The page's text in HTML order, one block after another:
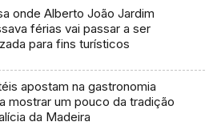
onde Alberto João Jardim
férias vai passar a ser
para fins turísticos
apostam na gastronomia
mostrar um pouco da tradição
da Madeira